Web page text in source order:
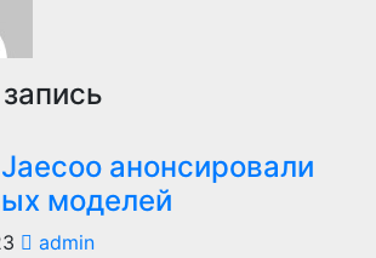
анонсировали
моделей
admin